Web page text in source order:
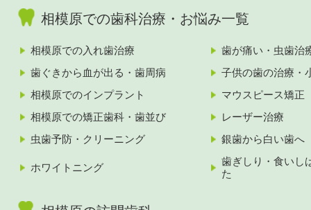
相模原での歯科治療・お悩み一覧
相模原での入れ歯治療
歯が痛い・虫歯治
歯ぐきから血が出る・歯周病
子供の歯の治療・
相模原でのインプラント
マウスピース矯正
相模原での矯正歯科・歯並び
レーザー治療
虫歯予防・クリーニング
銀歯から白い歯へ
ホワイトニング
歯ぎしり・食いし
た